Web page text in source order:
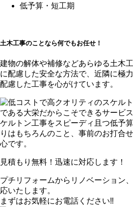
低予算・短工期
土木工事のことなら何でもお任せ！
建物の解体や補修などあらゆる土木
に配慮した安全な方法で、近隣に極
配慮した工事を心がけています。
見積もり無料！迅速に対応します！
プチリフォームからリノベーション
応いたします。
まずはお気軽にお電話ください‼